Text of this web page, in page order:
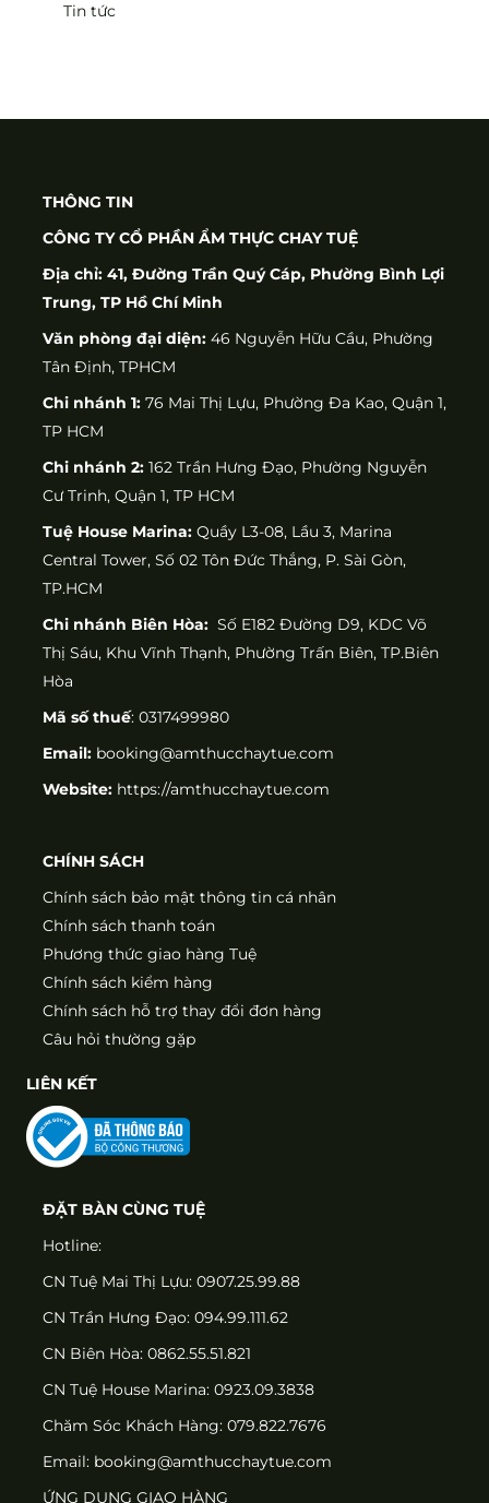
Tin tức
THÔNG TIN
CÔNG TY CỔ PHẦN ẨM THỰC CHAY TUỆ
Địa chỉ: 41, Đường Trần Quý Cáp, Phường Bình Lợi
Trung, TP Hồ Chí Minh
Văn phòng đại diện: 46 Nguyễn Hữu Cầu, Phường
Tân Định, TPHCM
Chi nhánh 1: 76 Mai Thị Lựu, Phường Đa Kao, Quận 1,
TP HCM
Chi nhánh 2: 162 Trần Hưng Đạo, Phường Nguyễn
Cư Trinh, Quận 1, TP HCM
Tuệ House Marina: Quầy L3-08, Lầu 3, Marina
Central Tower, Số 02 Tôn Đức Thắng, P. Sài Gòn,
TP.HCM
Chi nhánh Biên Hòa: Số E182 Đường D9, KDC Võ
Thị Sáu, Khu Vĩnh Thạnh, Phường Trấn Biên, TP.Biên
Hòa
Mã số thuế: 0317499980
Email: booking@amthucchaytue.com
Website: https://amthucchaytue.com
CHÍNH SÁCH
Chính sách bảo mật thông tin cá nhân
Chính sách thanh toán
Phương thức giao hàng Tuệ
Chính sách kiểm hàng
Chính sách hỗ trợ thay đổi đơn hàng
Câu hỏi thường gặp
LIÊN KẾT
ĐẶT BÀN CÙNG TUỆ
Hotline:
CN Tuệ Mai Thị Lựu: 0907.25.99.88
CN Trần Hưng Đạo: 094.99.111.62
CN Biên Hòa: 0862.55.51.821
CN Tuệ House Marina: 0923.09.3838
Chăm Sóc Khách Hàng: 079.822.7676
Email: booking@amthucchaytue.com
ỨNG DỤNG GIAO HÀNG